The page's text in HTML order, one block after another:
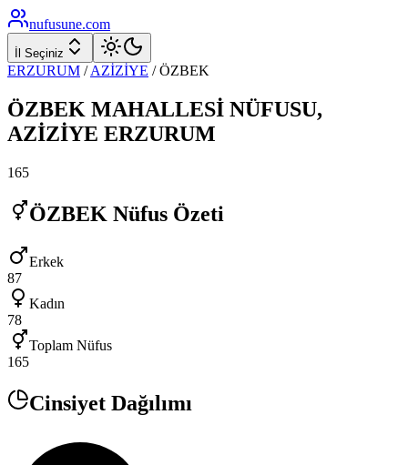
nufusune.com
İl Seçiniz
ERZURUM / AZİZİYE /ÖZBEK
ÖZBEK MAHALLESİ NÜFUSU,
AZİZİYE ERZURUM
165
ÖZBEK Nüfus Özeti
Erkek
87
Kadın
78
Toplam Nüfus
165
Cinsiyet Dağılımı